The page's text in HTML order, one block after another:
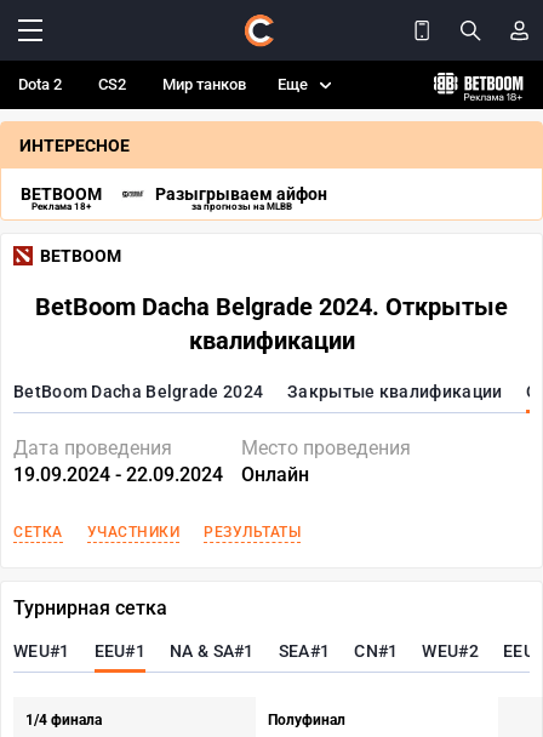
Dota 2 CS2 Мир танков Еще
ИНТЕРЕСНОЕ
BETBOOM
Реклама 18+
Разыгрываем айфон
за прогнозы на MLBB
BETBOOM
BetBoom Dacha Belgrade 2024. Открытые
квалификации
BetBoom Dacha Belgrade 2024 Закрытые квалификации
Дата проведения
19.09.2024 - 22.09.2024
Место проведения
Онлайн
СЕТКА УЧАСТНИКИ РЕЗУЛЬТАТЫ
Турнирная сетка
WEU#1 EEU#1 NA & SA#1 SEA#1 CN#1 WEU#2
1/4 финала Полуфинал